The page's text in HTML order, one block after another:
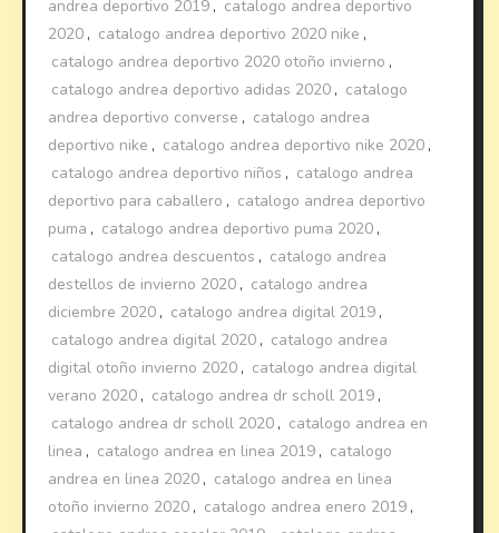
andrea deportivo 2019 , catalogo andrea deportivo
2020 , catalogo andrea deportivo 2020 nike ,
catalogo andrea deportivo 2020 otoño invierno ,
catalogo andrea deportivo adidas 2020 , catalogo
andrea deportivo converse , catalogo andrea
deportivo nike , catalogo andrea deportivo nike 2020 ,
catalogo andrea deportivo niños , catalogo andrea
deportivo para caballero , catalogo andrea deportivo
puma , catalogo andrea deportivo puma 2020 ,
catalogo andrea descuentos , catalogo andrea
destellos de invierno 2020 , catalogo andrea
diciembre 2020 , catalogo andrea digital 2019 ,
catalogo andrea digital 2020 , catalogo andrea
digital otoño invierno 2020 , catalogo andrea digital
verano 2020 , catalogo andrea dr scholl 2019 ,
catalogo andrea dr scholl 2020 , catalogo andrea en
linea , catalogo andrea en linea 2019 , catalogo
andrea en linea 2020 , catalogo andrea en linea
otoño invierno 2020 , catalogo andrea enero 2019 ,